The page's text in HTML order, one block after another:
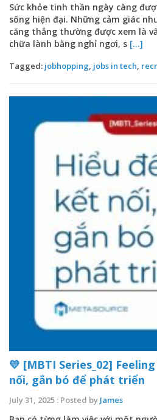
Sức khỏe tinh thần ngày càng
sống hiện đại. Những cảm giác
căng thẳng thường được xem là
chữa lành bằng nghỉ ngơi, s [...]
Tagged: jobhopping jobs in tech
💛 [MBTI Series_02]
nối, gắn bó để phát triển
July 31, 2025 : Posted by James